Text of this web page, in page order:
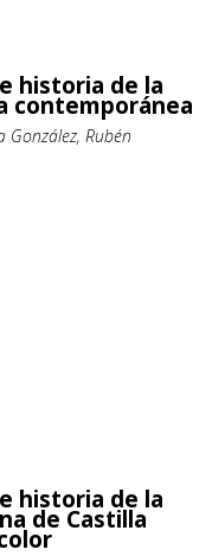
historia de la
contemporánea
González, Rubén
historia de la
de Castilla